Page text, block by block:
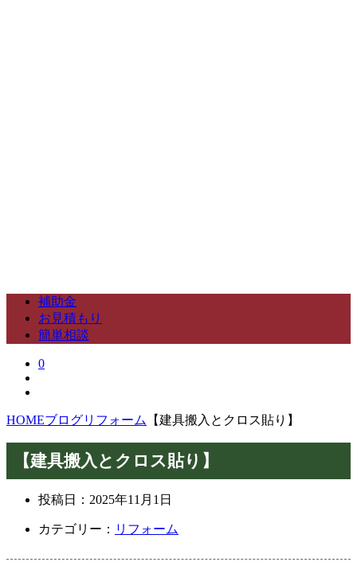
補助金
お見積もり
簡単相談
0
HOMEブログリフォーム 【建具搬入とクロス貼り】
【建具搬入とクロス貼り】
投稿日： 2025年11月1日
カテゴリー： リフォーム